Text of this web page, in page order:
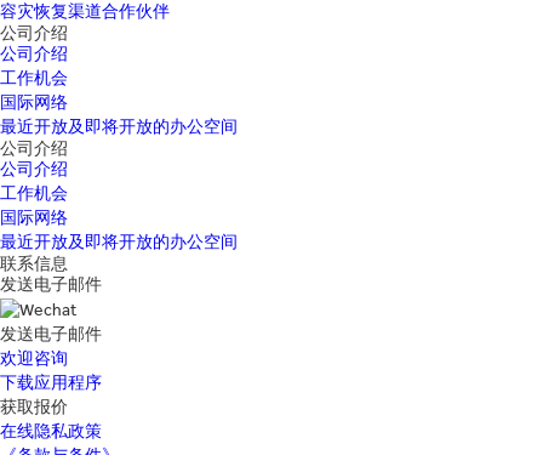
容灾恢复渠道合作伙伴
公司介绍
公司介绍
工作机会
国际网络
最近开放及即将开放的办公空间
公司介绍
公司介绍
工作机会
国际网络
最近开放及即将开放的办公空间
联系信息
发送电子邮件
发送电子邮件
欢迎咨询
下载应用程序
获取报价
在线隐私政策